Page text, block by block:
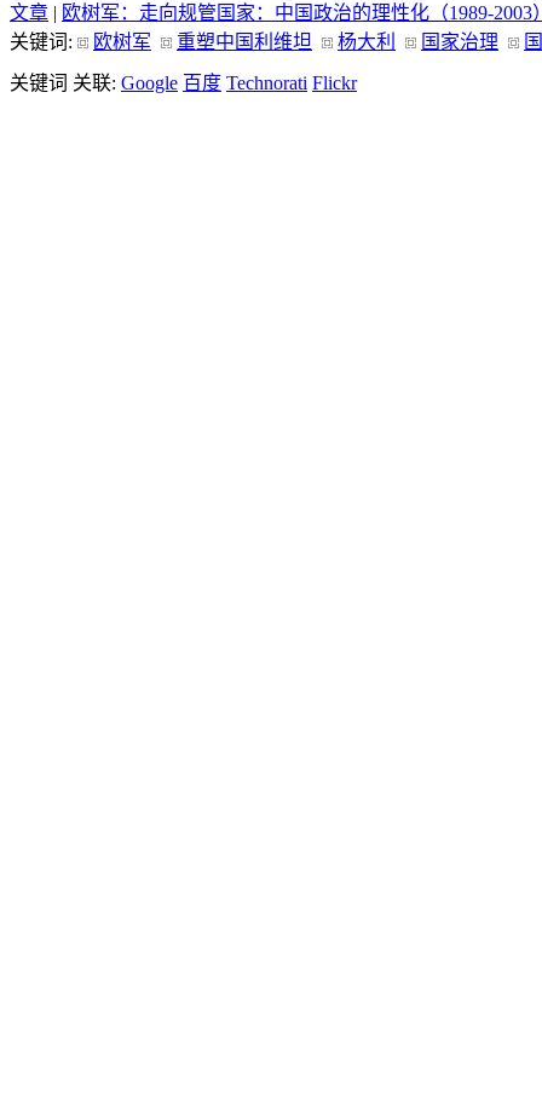
文章 | 欧树军：走向规管国家：中国政治的理性化（1989-
关键词:
欧树军 重塑中国利维坦 杨大利 国家治理
关键词 关联: Google 百度 Technorati Flickr